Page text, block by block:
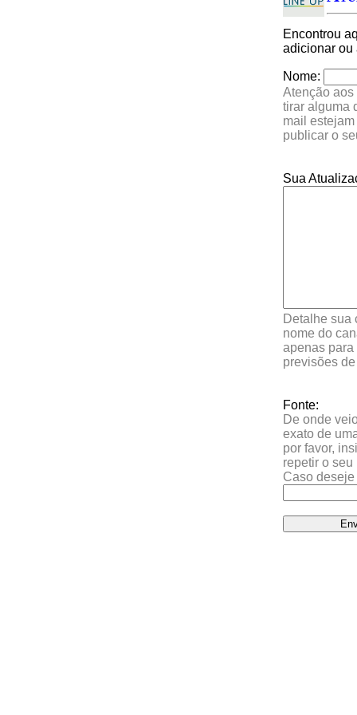
Encontrou
adicionar ou
Nome:
Atenção aos
tirar alguma
mail
publicar o
Sua
Detalhe sua
nome do
apenas
previsões
Fonte:
De onde
exato de
por favor,
repetir o seu
Caso